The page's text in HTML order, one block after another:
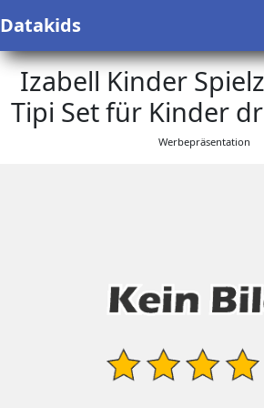
Datakids
Izabell Kinder
Tipi Set für Kinder
Werbepräsentation